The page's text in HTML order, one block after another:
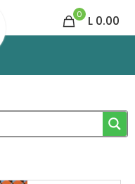
0 L 0.00